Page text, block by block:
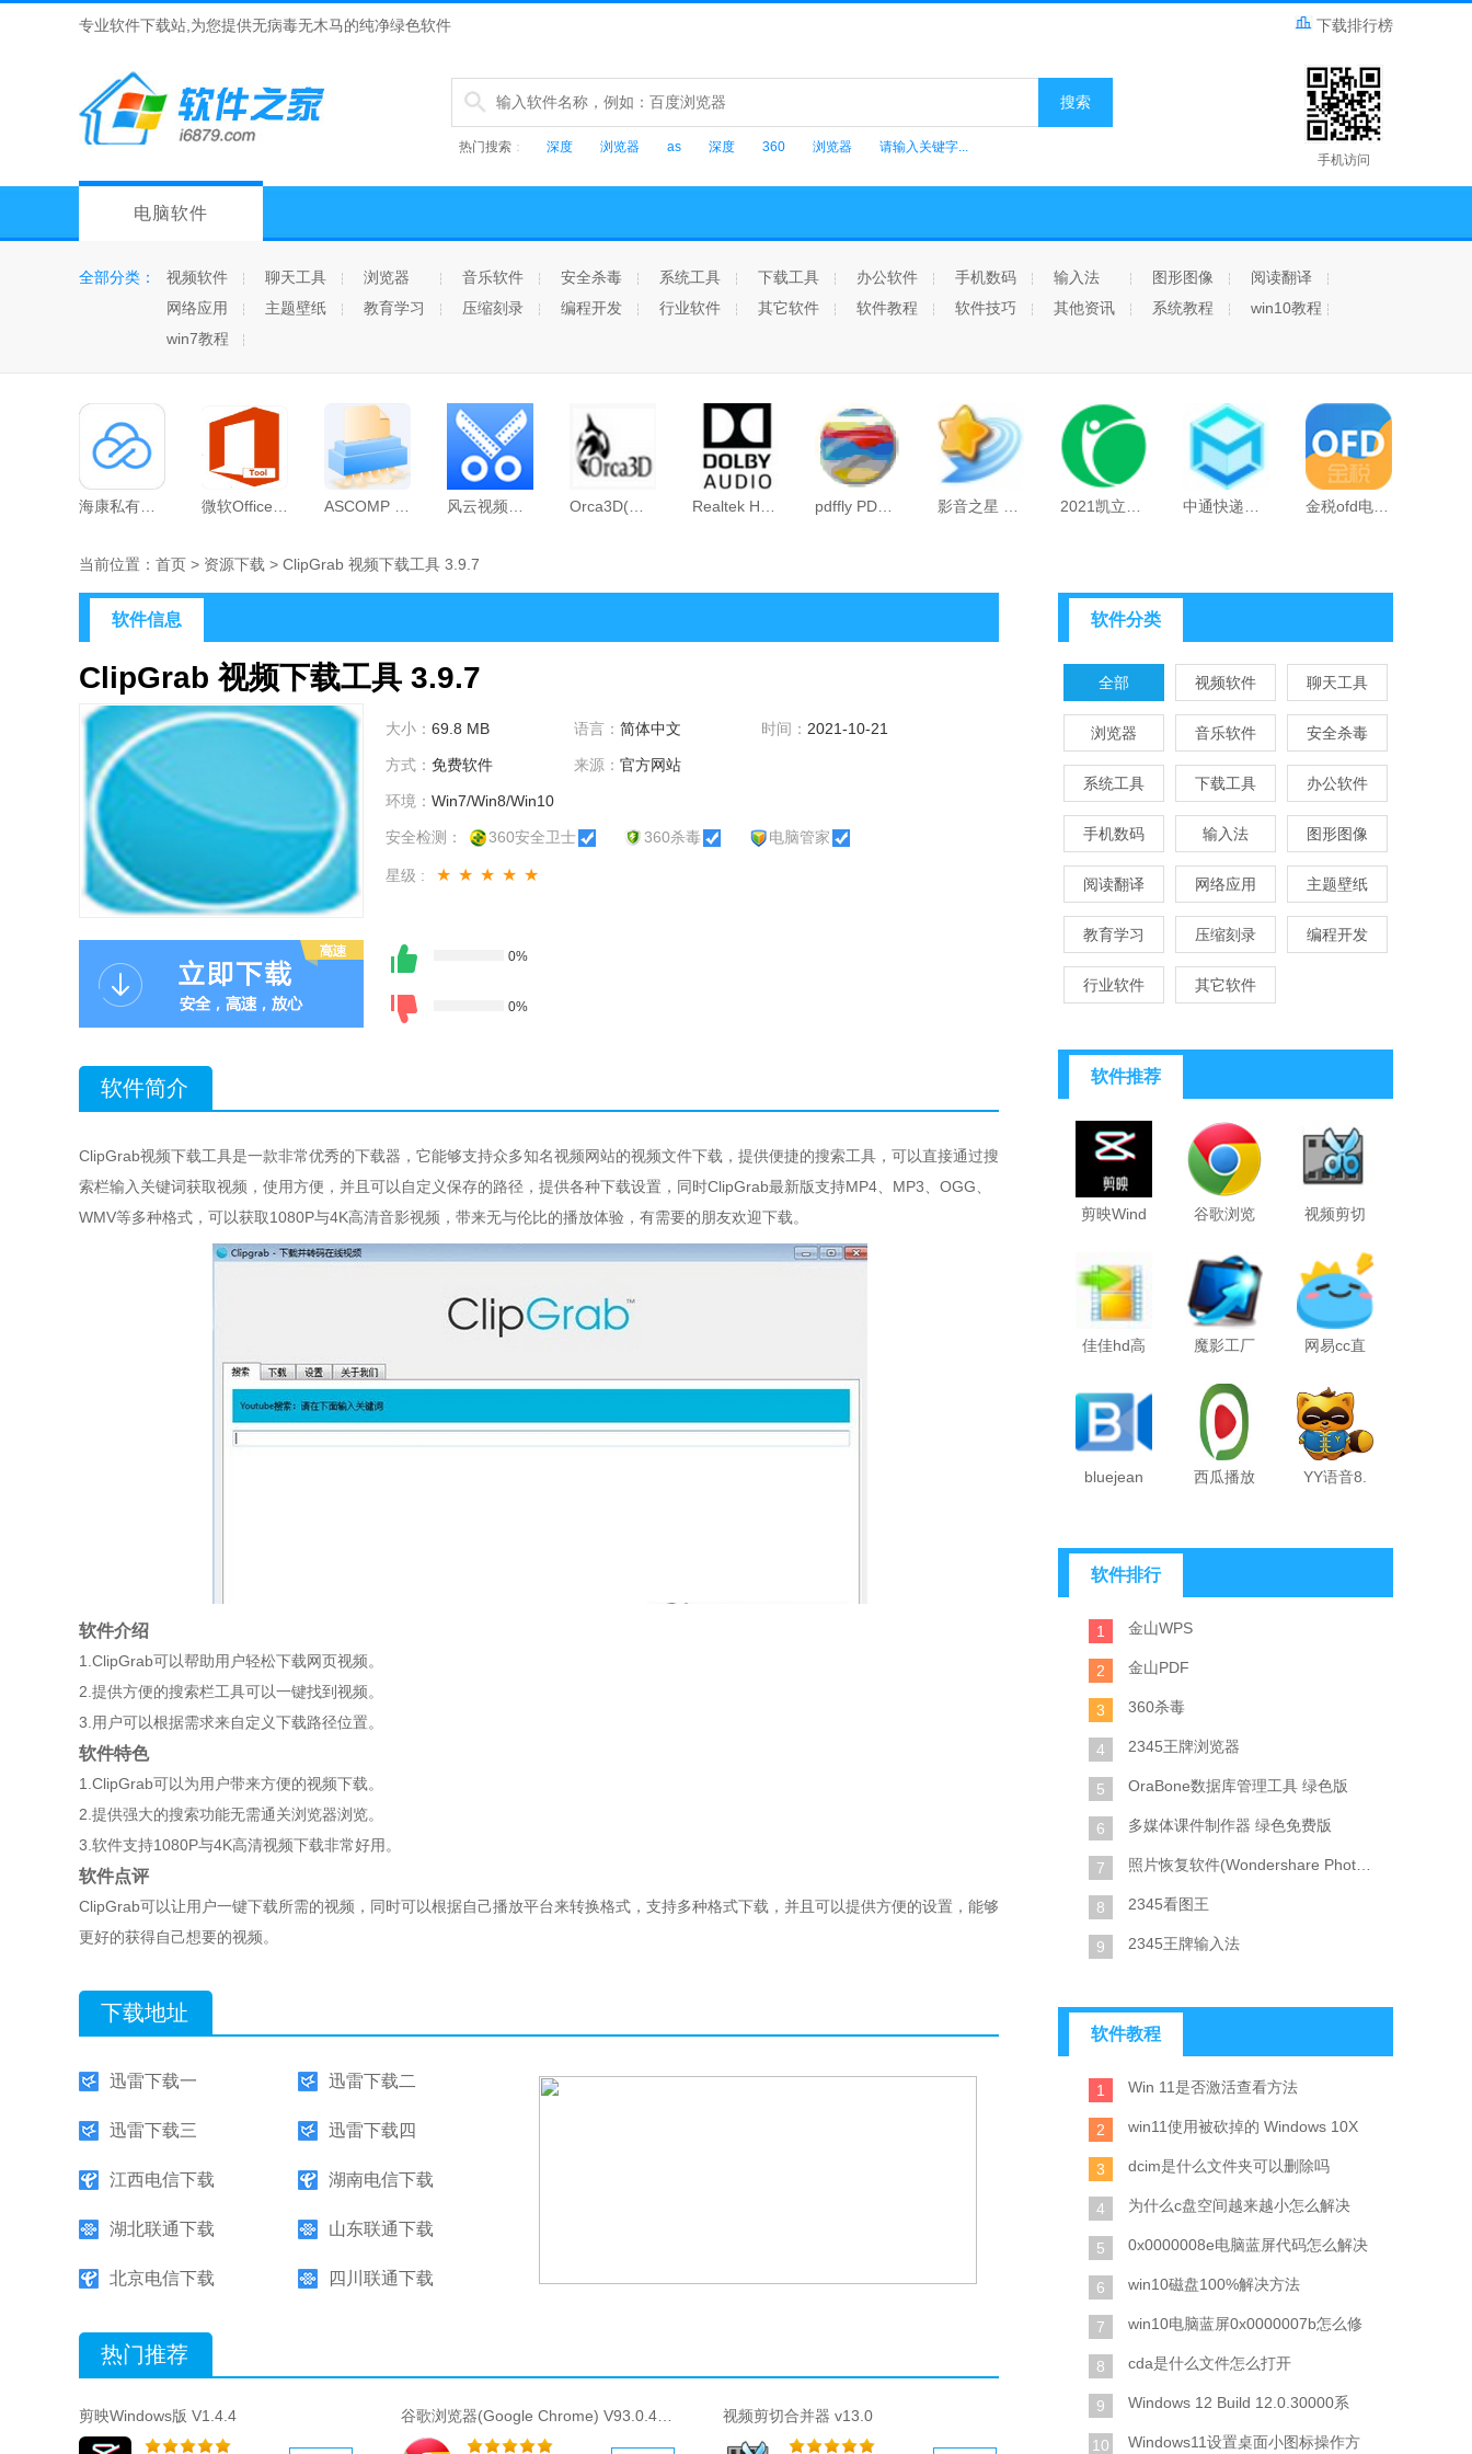
专业软件下载站,为您提供无病毒无木马的纯净绿色软件 下载排行榜
搜索
热门搜索： 深度 浏览器 as 深度 360 浏览器
请输入关键字...
手机访问
电脑软件
全部分类： 视频软件 聊天工具 浏览器 音乐软件 安全杀毒 系统工具 下载工具 办公软件 手机数码 输入法 图形图像
阅读翻译
网络应用
主题壁纸 教育学习 压缩刻录 编程开发 行业软件 其它软件 软件教程 软件技巧 其他资讯 系统教程
win10教程
win7教程
当前位置： 首页 > 资源下载 > ClipGrab 视频下载工具 3.9.7
软件信息
ClipGrab 视频下载工具 3.9.7
大小： 69.8 MB 语言： 简体中文 时间： 2021-10-21
方式： 免费软件 来源： 官方网站
环境： Win7/Win8/Win10
安全检测： 360安全卫士 360杀毒 电脑管家
星级 : ★★★★★
0%
0%
软件简介
ClipGrab视频下载工具是一款非常优秀的下载器，它能够支持众多知名视频网站的视频文件下载，提供便捷的搜索工具，可以直接通过搜
索栏输入关键词获取视频，使用方便，并且可以自定义保存的路径，提供各种下载设置，同时ClipGrab最新版支持MP4、MP3、OGG、
WMV等多种格式，可以获取1080P与4K高清音影视频，带来无与伦比的播放体验，有需要的朋友欢迎下载。
软件介绍
1.ClipGrab可以帮助用户轻松下载网页视频。
2.提供方便的搜索栏工具可以一键找到视频。
3.用户可以根据需求来自定义下载路径位置。
软件特色
1.ClipGrab可以为用户带来方便的视频下载。
2.提供强大的搜索功能无需通关浏览器浏览。
3.软件支持1080P与4K高清视频下载非常好用。
软件点评
ClipGrab可以让用户一键下载所需的视频，同时可以根据自己播放平台来转换格式，支持多种格式下载，并且可以提供方便的设置，能够
更好的获得自己想要的视频。
下载地址
迅雷下载一 迅雷下载二
迅雷下载三 迅雷下载四
江西电信下载 湖南电信下载
湖北联通下载 山东联通下载
北京电信下载 四川联通下载
热门推荐
剪映Windows版 V1.4.4 视频剪切合并器 v13.0
软件分类
全部 视频软件 聊天工具
浏览器 音乐软件 安全杀毒
系统工具 下载工具 办公软件
手机数码 输入法 图形图像
阅读翻译 网络应用 主题壁纸
教育学习 压缩刻录 编程开发
行业软件 其它软件
软件推荐
剪映Wind 谷歌浏览 视频剪切
佳佳hd高 魔影工厂 网易cc直
bluejean 西瓜播放 YY语音8.
软件排行
1 金山WPS
2 金山PDF
3 360杀毒
4 2345王牌浏览器
5 OraBone数据库管理工具 绿色版
6 多媒体课件制作器 绿色免费版
7
8 2345看图王
9 2345王牌输入法
软件教程
1 Win 11是否激活查看方法
2 win11使用被砍掉的 Windows 10X
3 dcim是什么文件夹可以删除吗
4 为什么c盘空间越来越小怎么解决
5 0x0000008e电脑蓝屏代码怎么解决
6 win10磁盘100%解决方法
7 win10电脑蓝屏0x0000007b怎么修
8 cda是什么文件怎么打开
9 Windows 12 Build 12.0.30000系
10 Windows11设置桌面小图标操作方